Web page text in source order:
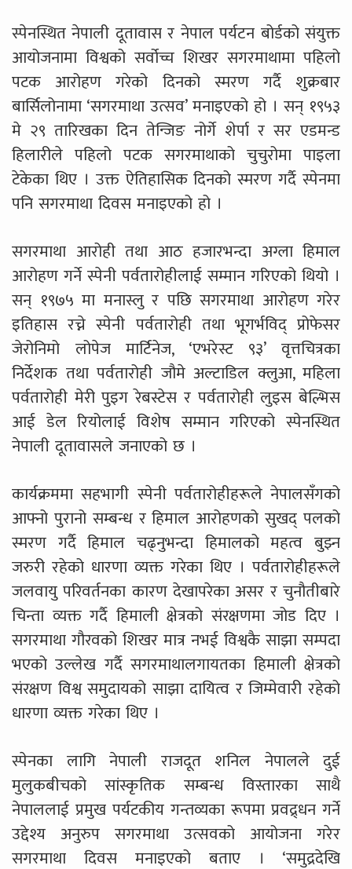
स्पेनस्थित नेपाली दूतावास र नेपाल पर्यटन बोर्डको संयुक्त
आयोजनामा विश्वको सर्वोच्च शिखर सगरमाथामा पहिलो
पटक आरोहण गरेको दिनको स्मरण गर्दै शुक्रबार
बार्सिलोनामा ‘सगरमाथा उत्सव’ मनाइएको हो । सन् १९५३
मे २९ तारिखका दिन तेन्जिङ नोर्गे शेर्पा र सर एडमन्ड
हिलारीले पहिलो पटक सगरमाथाको चुचुरोमा पाइला
टेकेका थिए । उक्त ऐतिहासिक दिनको स्मरण गर्दै स्पेनमा
पनि सगरमाथा दिवस मनाइएको हो ।
सगरमाथा आरोही तथा आठ हजारभन्दा अग्ला हिमाल
आरोहण गर्ने स्पेनी पर्वतारोहीलाई सम्मान गरिएको थियो ।
सन् १९७५ मा मनास्लु र पछि सगरमाथा आरोहण गरेर
इतिहास रच्ने स्पेनी पर्वतारोही तथा भूगर्भविद् प्रोफेसर
जेरोनिमो लोपेज मार्टिनेज, ‘एभरेस्ट ९३’ वृत्तचित्रका
निर्देशक तथा पर्वतारोही जौमे अल्टाडिल क्लुआ, महिला
पर्वतारोही मेरी पुइग रेबस्टेस र पर्वतारोही लुइस बेल्भिस
आई डेल रियोलाई विशेष सम्मान गरिएको स्पेनस्थित
नेपाली दूतावासले जनाएको छ ।
कार्यक्रममा सहभागी स्पेनी पर्वतारोहीहरूले नेपालसँगको
आफ्नो पुरानो सम्बन्ध र हिमाल आरोहणको सुखद् पलको
स्मरण गर्दै हिमाल चढ्नुभन्दा हिमालको महत्व बुझ्न
जरुरी रहेको धारणा व्यक्त गरेका थिए । पर्वतारोहीहरूले
जलवायु परिवर्तनका कारण देखापरेका असर र चुनौतीबारे
चिन्ता व्यक्त गर्दै हिमाली क्षेत्रको संरक्षणमा जोड दिए ।
सगरमाथा गौरवको शिखर मात्र नभई विश्वकै साझा सम्पदा
भएको उल्लेख गर्दै सगरमाथालगायतका हिमाली क्षेत्रको
संरक्षण विश्व समुदायको साझा दायित्व र जिम्मेवारी रहेको
धारणा व्यक्त गरेका थिए ।
स्पेनका लागि नेपाली राजदूत शनिल नेपालले दुई
मुलुकबीचको सांस्कृतिक सम्बन्ध विस्तारका साथै
नेपाललाई प्रमुख पर्यटकीय गन्तव्यका रूपमा प्रवद्र्धन गर्ने
उद्देश्य अनुरुप सगरमाथा उत्सवको आयोजना गरेर
सगरमाथा दिवस मनाइएको बताए । ‘समुद्रदेखि